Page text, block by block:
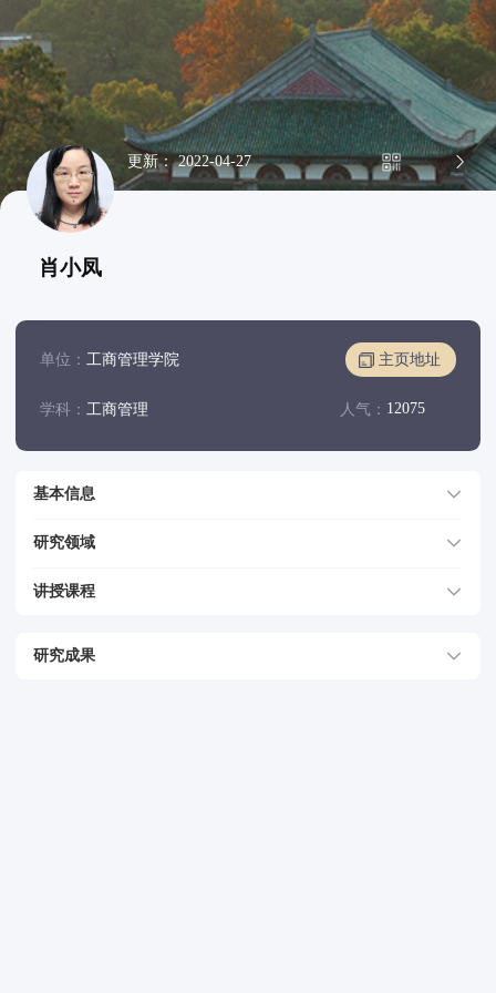
肖小凤
更新： 2022-04-27
单位： 工商管理学院 主页地址
学科： 工商管理 人气： 12075
基本信息
研究领域
讲授课程
研究成果